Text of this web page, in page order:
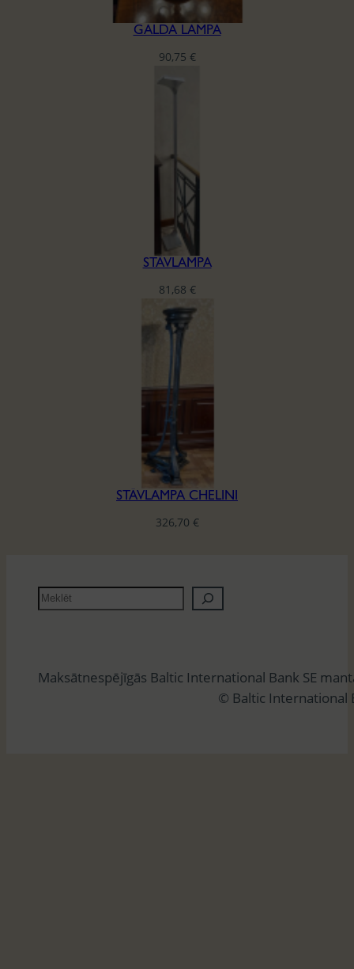
GALDA LAMPA
90,75 €
STĀVLAMPA
81,68 €
STĀVLAMPA CHELINI
326,70 €
M
e
ē
Maksātnespējīgās Baltic International Bank SE
© Baltic International